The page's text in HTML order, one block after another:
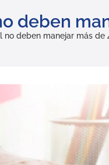
deben
deben manejar más de